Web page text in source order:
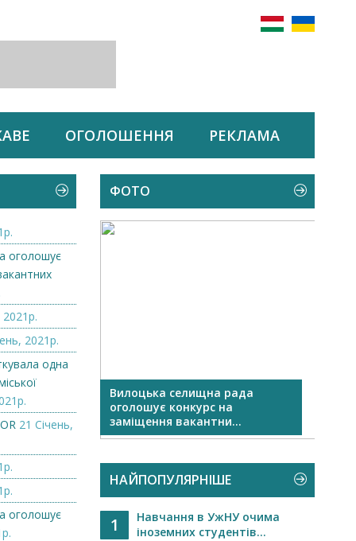
ОГОЛОШЕННЯ РЕКЛАМА
оголошує
2021р.
2021р.
одна
21 Січень,
оголошує
ФОТО
Вилоцька селищна рада
оголошує конкурс на
заміщення вакантни...
НАЙПОПУЛЯРНІШЕ
1
Навчання в УжНУ очима
іноземних студентів...